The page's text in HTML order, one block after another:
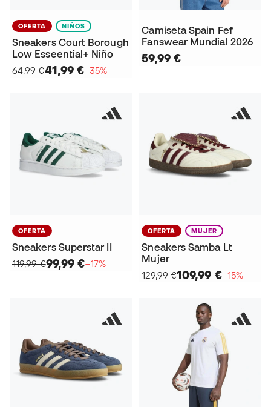
OFERTA NIÑOS
Sneakers Court Borough
Low Esseential+ Niño
64,99 €41,99 €−35%
Camiseta Spain Fef
Fanswear Mundial 2026
59,99 €
OFERTA
Sneakers Superstar II
119,99 €99,99 €−17%
OFERTA MUJER
Sneakers Samba Lt
Mujer
129,99 €109,99 €−15%